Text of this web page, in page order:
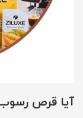
آیا قرص